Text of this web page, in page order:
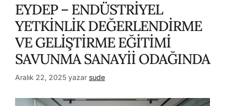
EYDEP – ENDÜSTRİYEL
YETKİNLİK DEĞERLENDİRME
VE GELİŞTİRME EĞİTİMİ
SAVUNMA SANAYİİ ODAĞINDA
Aralık 22, 2025 yazar sude